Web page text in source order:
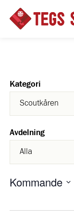
Kategori
Avdelning
Kommande
datum.